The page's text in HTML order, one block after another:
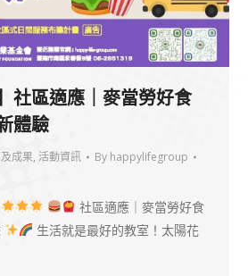
社區適應｜麥當勞好食
體驗
成果, 活動資訊 By happylifegroup
社區適應｜麥當勞好食
生活就是最好的教室！太陽花